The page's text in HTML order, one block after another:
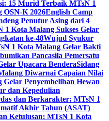
15 Murid Terbaik MTsN 1
OSN-K 2026English Camp
Penutur Asing dari 4
Kota Malang Sukses Gelar
ke-48Wujud Syukur
1 Kota Malang Gelar Bakti
Pancasila Pemersatu
Upacara BenderaSidang
Diwarnai Capaian Nilai
Penyembelihan Hewan
dan Kepedulian
dan Berkarakter: MTsN 1
Akhir Tahun (ASAT)
Ketulusan: MTsN 1 Kota